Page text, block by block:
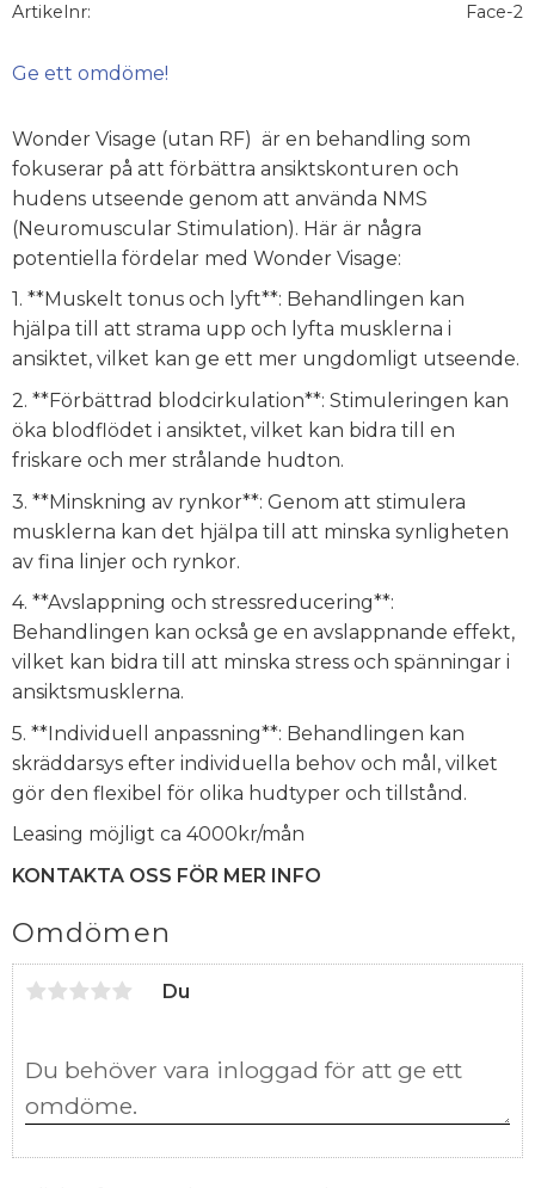
Artikelnr Face-2
Ge ett omdöme!
Wonder Visage (utan RF) är en behandling som
fokuserar på att förbättra ansiktskonturen och
hudens utseende genom att använda NMS
(Neuromuscular Stimulation). Här är några
potentiella fördelar med Wonder Visage:
1. **Muskelt tonus och lyft**: Behandlingen kan
hjälpa till att strama upp och lyfta musklerna i
ansiktet, vilket kan ge ett mer ungdomligt utseende.
2. **Förbättrad blodcirkulation**: Stimuleringen kan
öka blodflödet i ansiktet, vilket kan bidra till en
friskare och mer strålande hudton.
3. **Minskning av rynkor**: Genom att stimulera
musklerna kan det hjälpa till att minska synligheten
av fina linjer och rynkor.
4. **Avslappning och stressreducering**:
Behandlingen kan också ge en avslappnande effekt,
vilket kan bidra till att minska stress och spänningar i
ansiktsmusklerna.
5. **Individuell anpassning**: Behandlingen kan
skräddarsys efter individuella behov och mål, vilket
gör den flexibel för olika hudtyper och tillstånd.
Leasing möjligt ca 4000kr/mån
KONTAKTA OSS FÖR MER INFO
Omdömen
Du